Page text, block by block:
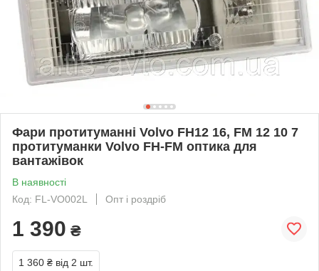
Фари протитуманні Volvo FH12 16, FM 12 10 7
протитуманки Volvo FH-FM оптика для
вантажівок
В наявності
Код: FL-VO002L
Опт і роздріб
1 390 ₴
1 360 ₴ від 2 шт.